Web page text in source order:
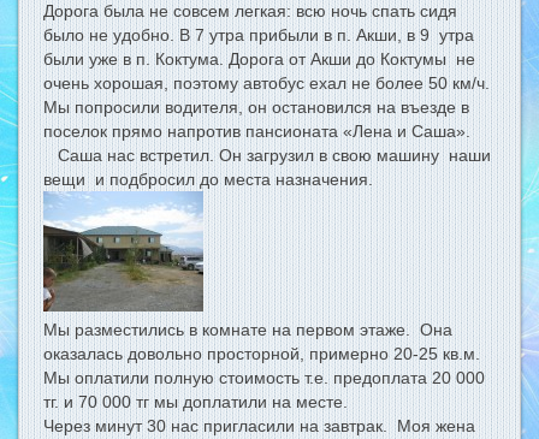
Дорога была не совсем легкая: всю ночь спать сидя
было не удобно. В 7 утра прибыли в п. Акши, в 9 утра
были уже в п. Коктума. Дорога от Акши до Коктумы не
очень хорошая, поэтому автобус ехал не более 50 км/ч.
Мы попросили водителя, он остановился на въезде в
поселок прямо напротив пансионата «Лена и Саша».
Саша нас встретил. Он загрузил в свою машину наши
вещи и подбросил до места назначения.
Мы разместились в комнате на первом этаже. Она
оказалась довольно просторной, примерно 20-25 кв.м.
Мы оплатили полную стоимость т.е. предоплата 20 000
тг. и 70 000 тг мы доплатили на месте.
Через минут 30 нас пригласили на завтрак. Моя жена